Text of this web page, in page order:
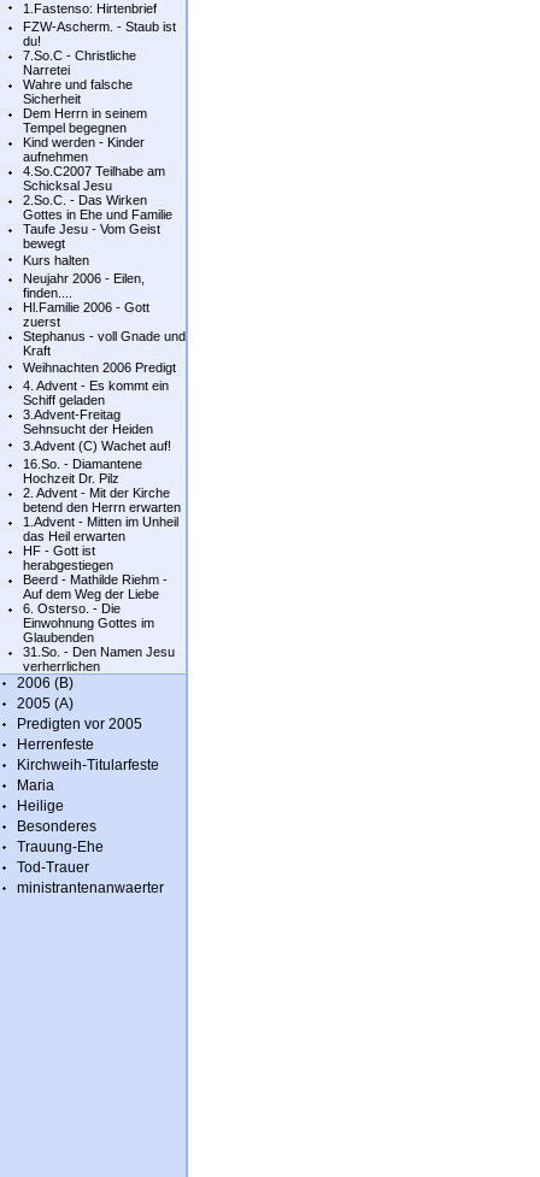
1.Fastenso: Hirtenbrief
FZW-Ascherm. - Staub ist
du!
7.So.C - Christliche
Narretei
Wahre und falsche
Sicherheit
Dem Herrn in seinem
Tempel begegnen
Kind werden - Kinder
aufnehmen
4.So.C2007 Teilhabe am
Schicksal Jesu
2.So.C. - Das Wirken
Gottes in Ehe und Familie
Taufe Jesu - Vom Geist
bewegt
Kurs halten
Neujahr 2006 - Eilen,
finden....
Hl.Familie 2006 - Gott
zuerst
Stephanus - voll Gnade und
Kraft
Weihnachten 2006 Predigt
4. Advent - Es kommt ein
Schiff geladen
3.Advent-Freitag
Sehnsucht der Heiden
3.Advent (C) Wachet auf!
16.So. - Diamantene
Hochzeit Dr. Pilz
2. Advent - Mit der Kirche
betend den Herrn erwarten
1.Advent - Mitten im Unheil
das Heil erwarten
HF - Gott ist
herabgestiegen
Beerd - Mathilde Riehm -
Auf dem Weg der Liebe
6. Osterso. - Die
Einwohnung Gottes im
Glaubenden
31.So. - Den Namen Jesu
verherrlichen
2006 (B)
2005 (A)
Predigten vor 2005
Herrenfeste
Kirchweih-Titularfeste
Maria
Heilige
Besonderes
Trauung-Ehe
Tod-Trauer
ministrantenanwaerter